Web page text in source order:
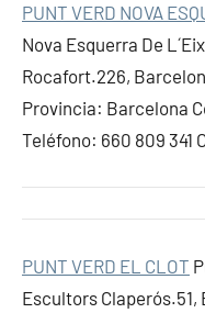
PUNT VERD NOVA
Nova Esquerra De
Rocafort.226,
Provincia: Barcelona
Teléfono: 660 809 341
PUNT VERD EL CLOT
Escultors